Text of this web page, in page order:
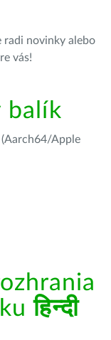
radi novinky alebo
vás!
balík
Apple
हिन्दी